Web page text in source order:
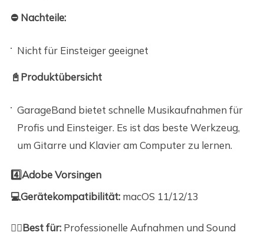
⛔ Nachteile:
Nicht für Einsteiger geeignet
📓Produktübersicht
GarageBand bietet schnelle Musikaufnahmen für
Profis und Einsteiger. Es ist das beste Werkzeug,
um Gitarre und Klavier am Computer zu lernen.
4️⃣Adobe Vorsingen
💻Gerätekompatibilität:macOS 11/12/13
🙆‍♀️Best für:Professionelle Aufnahmen und Sound